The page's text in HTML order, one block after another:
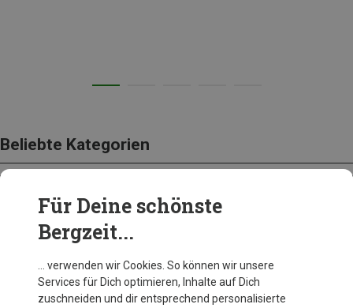
Beliebte Kategorien
BEKLEIDUNG
Für Deine schönste
Bergzeit...
… verwenden wir Cookies. So können wir unsere
Services für Dich optimieren, Inhalte auf Dich
zuschneiden und dir entsprechend personalisierte